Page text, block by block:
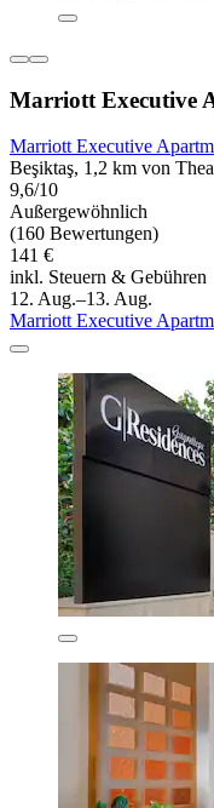
Marriott Executive
Marriott Executive
Beşiktaş, 1,2 km von
9,6/10
Außergewöhnlich
(160 Bewertungen)
141 €
inkl. Steuern & Gebühren
12. Aug.–13. Aug.
Marriott Executive